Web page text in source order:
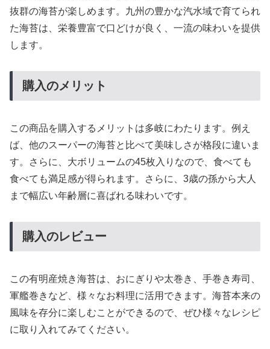
抜群の海苔が楽しめます。九州の豊かな汽水域で育てられ
た海苔は、栄養豊富で口どけが良く、一流の味わいを提供
します。
購入のメリット
この商品を購入するメリットは多岐にわたります。例え
ば、他のスーパーの海苔と比べて美味しさが格段に違いま
す。さらに、大ボリュームの45枚入りなので、食べても
食べても満足感が得られます。さらに、3歳の孫から大人
まで幅広い年齢層に喜ばれる味わいです。
購入のレビュー
この有明産焼き海苔は、おにぎりや太巻き、手巻き寿司、
軍艦巻きなど、様々なお料理に活用できます。海苔本来の
風味を存分に楽しむことができるので、ぜひ様々なレシピ
に取り入れてみてください。